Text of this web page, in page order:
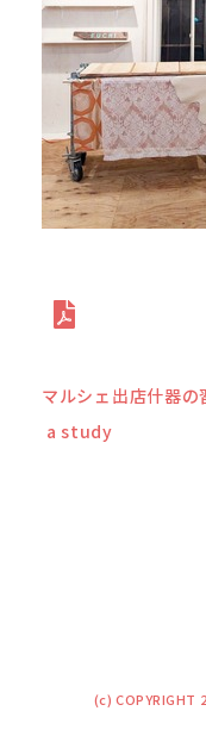
マルシェ出店什器の
a study
(c) COPYRIGHT